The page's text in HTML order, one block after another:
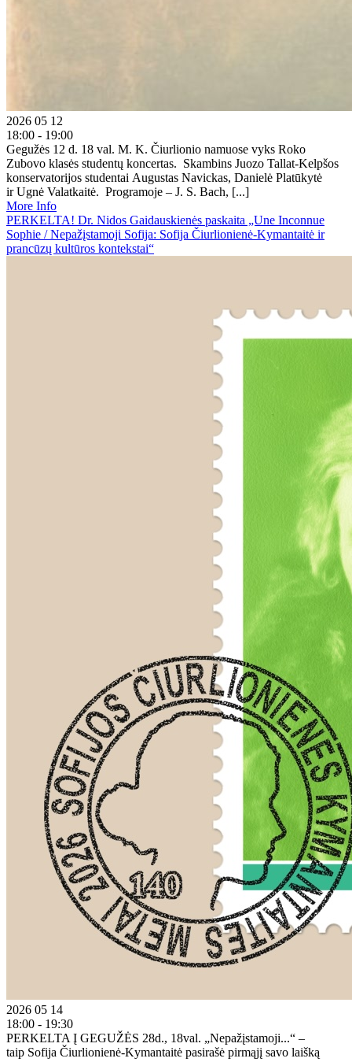
2026 05 12
18:00 - 19:00
Gegužės 12 d. 18 val. M. K. Čiurlionio namuose vyks Roko
Zubovo klasės studentų koncertas. Skambins Juozo Tallat-Kelpšos
konservatorijos studentai Augustas Navickas, Danielė Platūkytė
ir Ugnė Valatkaitė. Programoje – J. S. Bach, [...]
More Info
PERKELTA! Dr. Nidos Gaidauskienės paskaita „Une Inconnue
Sophie / Nepažįstamoji Sofija: Sofija Čiurlionienė-Kymantaitė ir
prancūzų kultūros kontekstai“
2026 05 14
18:00 - 19:30
PERKELTA Į GEGUŽĖS 28d., 18val. „Nepažįstamoji...“ –
taip Sofija Čiurlionienė-Kymantaitė pasirašė pirmąjį savo laišką